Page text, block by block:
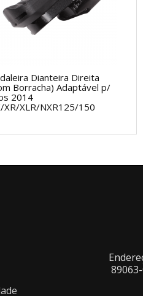
Dianteira Direita
Borracha) Adaptável p/
2014
XR/XLR/NXR125/150